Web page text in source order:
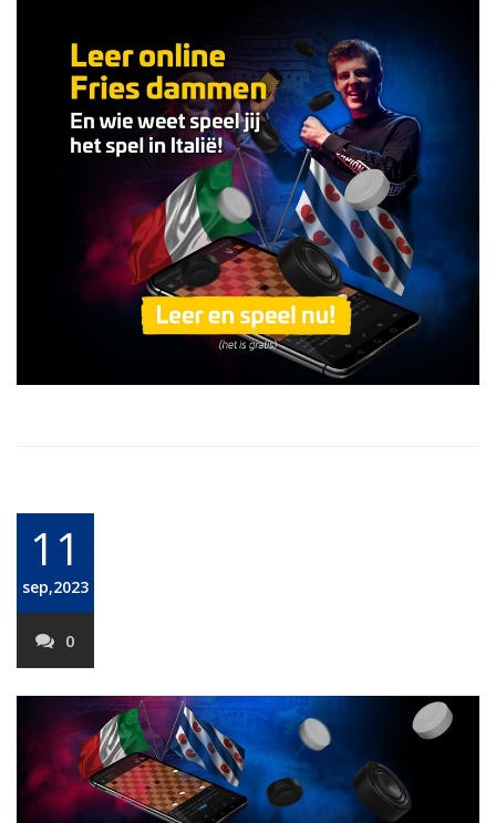
11
sep,2023
0